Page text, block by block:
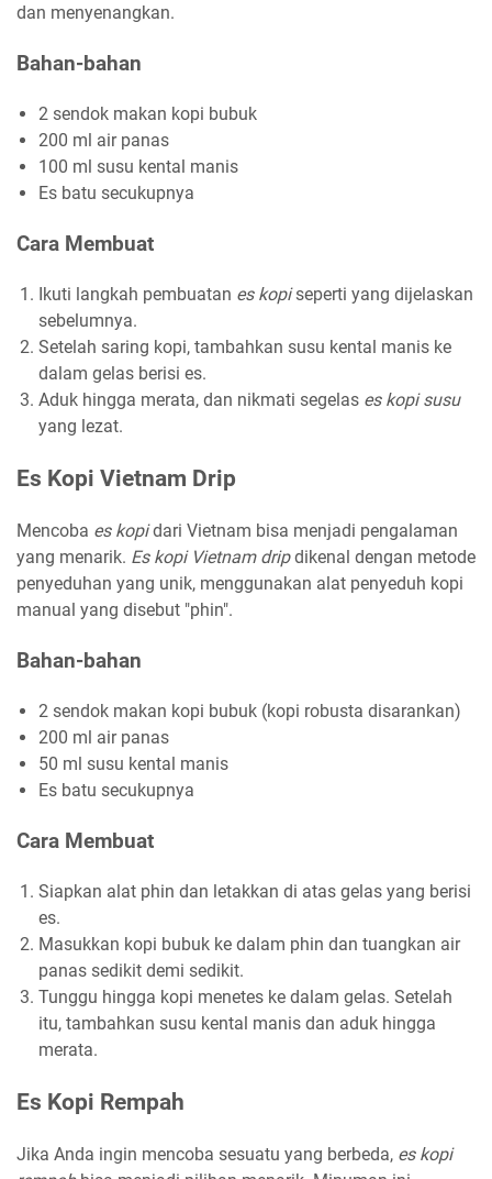
dan menyenangkan.
Bahan-bahan
2 sendok makan kopi bubuk
200 ml air panas
100 ml susu kental manis
Es batu secukupnya
Cara Membuat
Ikuti langkah pembuatan es kopiseperti yang dijelaskan
sebelumnya.
Setelah saring kopi, tambahkan susu kental manis ke
dalam gelas berisi es.
Aduk hingga merata, dan nikmati segelas es kopi susu
yang lezat.
Es Kopi Vietnam Drip
Mencoba es kopidari Vietnam bisa menjadi pengalaman
yang menarik. Es kopi Vietnam dripdikenal dengan metode
penyeduhan yang unik, menggunakan alat penyeduh kopi
manual yang disebut "phin".
Bahan-bahan
2 sendok makan kopi bubuk (kopi robusta disarankan)
200 ml air panas
50 ml susu kental manis
Es batu secukupnya
Cara Membuat
Siapkan alat phin dan letakkan di atas gelas yang berisi
es.
Masukkan kopi bubuk ke dalam phin dan tuangkan air
panas sedikit demi sedikit.
Tunggu hingga kopi menetes ke dalam gelas. Setelah
itu, tambahkan susu kental manis dan aduk hingga
merata.
Es Kopi Rempah
Jika Anda ingin mencoba sesuatu yang berbeda, es kopi